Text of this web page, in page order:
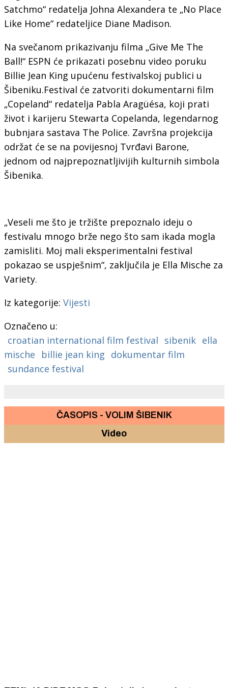
Satchmo“ redatelja Johna Alexandera te „No Place
Like Home“ redateljice Diane Madison.
Na svečanom prikazivanju filma „Give Me The
Ball!“ ESPN će prikazati posebnu video poruku
Billie Jean King upućenu festivalskoj publici u
Šibeniku.Festival će zatvoriti dokumentarni film
„Copeland“ redatelja Pabla Aragüésa, koji prati
život i karijeru Stewarta Copelanda, legendarnog
bubnjara sastava The Police. Završna projekcija
održat će se na povijesnoj Tvrđavi Barone,
jednom od najprepoznatljivijih kulturnih simbola
Šibenika.
„Veseli me što je tržište prepoznalo ideju o
festivalu mnogo brže nego što sam ikada mogla
zamisliti. Moj mali eksperimentalni festival
pokazao se uspješnim“, zaključila je Ella Mische za
Variety.
Iz kategorije: Vijesti
Označeno u:
croatian international film festival sibenik ella
mische
billie jean king dokumentar film
sundance festival
ČASOPIS - VOLIM ŠIBENIK
Video